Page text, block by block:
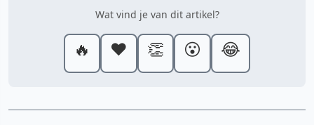
Wat vind je van dit artikel?
🔥 ❤️ 👏 😮 😂